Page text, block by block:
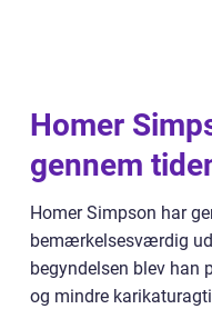
Homer
gennem
Homer Simpson har
bemærkelsesværdig
begyndelsen blev han
og mindre